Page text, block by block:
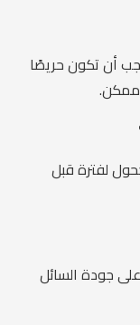
أن تكون حريصًا
ممكن.
لفترة قبل
جودة السائل